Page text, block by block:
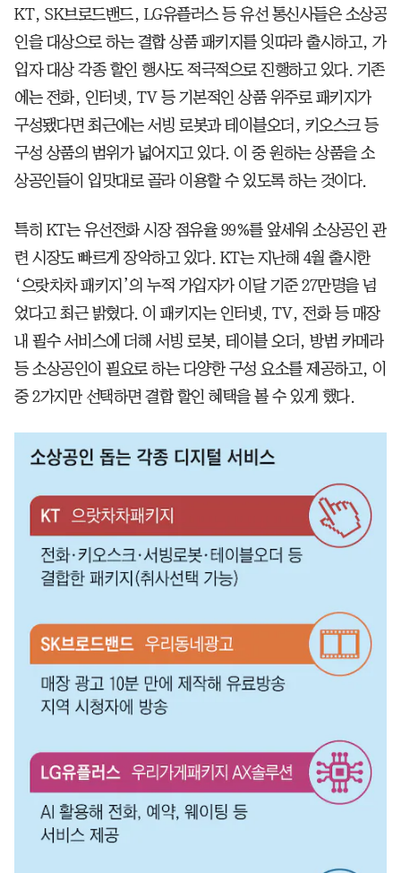
KT, SK브로드밴드, LG유플러스 등 유선 통신사들은 소상공
인을 대상으로 하는 결합 상품 패키지를 잇따라 출시하고, 가
입자 대상 각종 할인 행사도 적극적으로 진행하고 있다. 기존
에는 전화, 인터넷, TV 등 기본적인 상품 위주로 패키지가
구성됐다면 최근에는 서빙 로봇과 테이블오더, 키오스크 등
구성 상품의 범위가 넓어지고 있다. 이 중 원하는 상품을 소
상공인들이 입맛대로 골라 이용할 수 있도록 하는 것이다.
특히 KT는 유선전화 시장 점유율 99%를 앞세워 소상공인 관
련 시장도 빠르게 장악하고 있다. KT는 지난해 4월 출시한
‘으랏차차 패키지’의 누적 가입자가 이달 기준 27만명을 넘
었다고 최근 밝혔다. 이 패키지는 인터넷, TV, 전화 등 매장
내 필수 서비스에 더해 서빙 로봇, 테이블 오더, 방범 카메라
등 소상공인이 필요로 하는 다양한 구성 요소를 제공하고, 이
중 2가지만 선택하면 결합 할인 혜택을 볼 수 있게 했다.